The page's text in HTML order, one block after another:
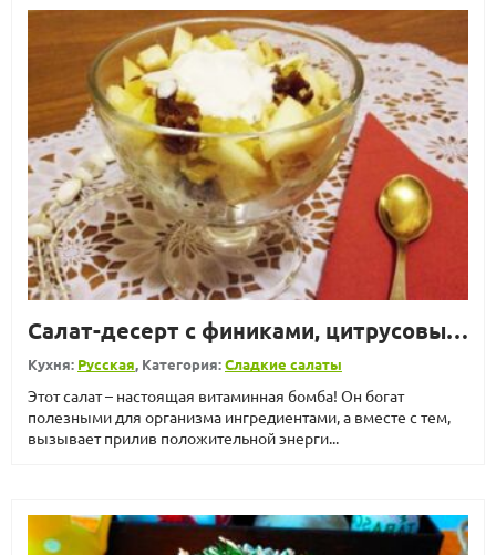
Салат-десерт с финиками, цитрусовыми, фруктами и орехами
Кухня: Русская, Категория:Сладкие салаты
Этот салат – настоящая витаминная бомба! Он богат
полезными для организма ингредиентами, а вместе с тем,
вызывает прилив положительной энерги...